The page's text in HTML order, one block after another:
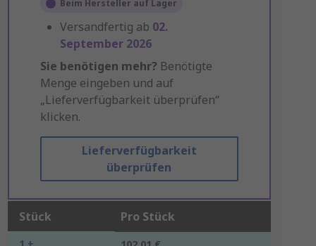
Beim Hersteller auf Lager
Versandfertig ab 02.
September 2026
Sie benötigen mehr? Benötigte
Menge eingeben und auf
„Lieferverfügbarkeit überprüfen“
klicken.
Lieferverfügbarkeit
überprüfen
Stück Pro Stück